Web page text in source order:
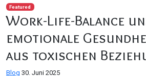
Featured
Work-Life-Balance
emotionale
aus toxischen
Blog 30. Juni 2025